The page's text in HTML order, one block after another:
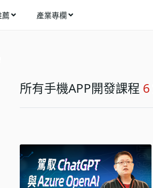
產業專欄
語言學習
設計應用
健康生活
理財投資
所有手機APP開發課程 6